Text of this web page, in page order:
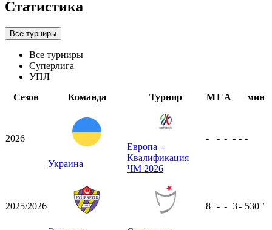
Статистика
Все турниры
Все турниры
Суперлига
УПЛ
Сезон
Команда Турнир МГА мин
2026
Украина
Европа –
Квалификация
ЧМ 2026
- - - - - -
2025/2026 8 - - 3- 530 ʼ